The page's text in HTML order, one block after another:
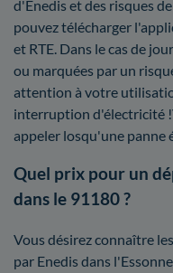
d'Enedis et des risques
pouvez télécharger
et RTE. Dans le cas de
ou marquées par un
attention à votre
interruption d'électricité
appeler losqu'une panne
Quel prix pour un
dans le 91180 ?
Vous désirez connaître
par Enedis dans